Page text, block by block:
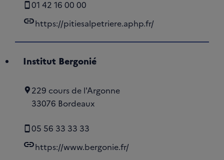
01 42 16 00 00
linkhttps://pitiesalpetriere.aphp.fr/
Institut Bergonié
229 cours de l'Argonne
33076 Bordeaux
05 56 33 33 33
linkhttps://www.bergonie.fr/